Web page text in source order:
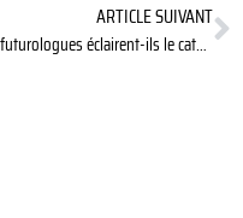
ARTICLE SUIVANT
Les futurologues éclairent-ils le catastrophisme ?